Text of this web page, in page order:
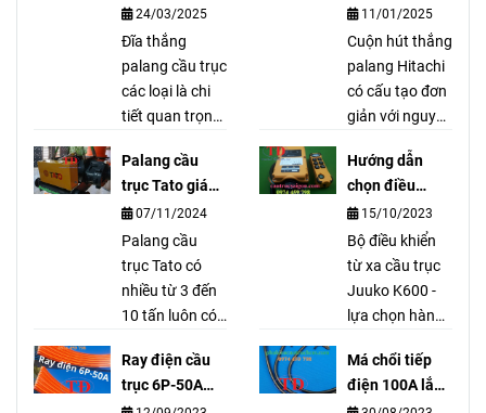
trục các loại
24/03/2025
Đĩa thắng
palang cầu trục
các loại là chi
tiết quan trọng
thắng của
palang cầu
trục, của các
hãng như là
LGM, Sungdo,
KG, Mitsu,
Hyunhdai,
MENDEN,
BRIMA, KENBO,
là gì?
11/01/2025
Cuộn hút thắng
palang Hitachi
có cấu tạo đơn
giản với nguyên
thép và từ
trường. Sản
phẩm được sản
xuất theo công
nghệ tiên tiến
nên rất bền
trong quá trình
Palang cầu
trục Tato giá
tốt nhất
07/11/2024
Palang cầu
trục Tato có
nhiều từ 3 đến
10 tấn luôn có
cầu trục Tato
cầu trục Tato là
Hướng dẫn
chọn điều
khiển từ xa
K600
15/10/2023
Bộ điều khiển
từ xa cầu trục
Juuko K600 -
lựa chọn hàng
động cầu trục.
Linh hoạt, an
Ray điện cầu
trục 6P-50A
Má chổi tiếp
điện 100A lắp